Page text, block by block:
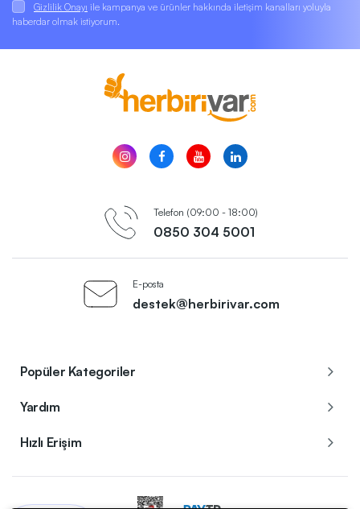
Gizlilik Onayı ile kampanya ve ürünler hakkında iletişim kanalları yoluyla
haberdar olmak istiyorum.
Telefon (09:00 - 18:00)
0850 304 5001
E-posta
destek@herbirivar.com
Popüler Kategoriler
Yardım
Hızlı Erişim